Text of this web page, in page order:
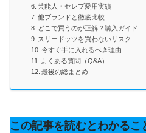
芸能人・セレブ愛用実績
他ブランドと徹底比較
どこで買うのが正解？購入ガイド
スリードッツを買わないリスク
今すぐ手に入れるべき理由
よくある質問（Q&A）
最後の総まとめ
この記事を読むとわかるこ